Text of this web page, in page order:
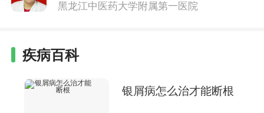
黑龙江中医药大学附属第一医院
疾病百科
银屑病怎么治才能断根